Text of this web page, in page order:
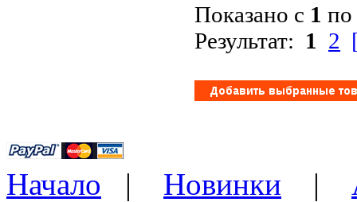
Показано с 1 по
Результат: 1 2
Начало | Новинки |